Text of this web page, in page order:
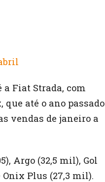
Fiat Strada, com
que até o ano passado
vendas de janeiro a
Argo (32,5 mil), Gol
Onix Plus (27,3 mil).